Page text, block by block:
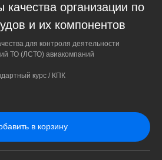
качества организации по
и их компонентов
для контроля деятельности
ТО (ЛСТО) авиакомпаний
курс / КПК
в корзину